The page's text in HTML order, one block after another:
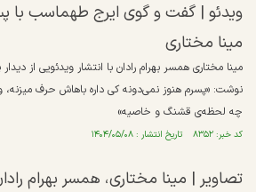
ویدئو | گفت و گوی ایرج طهماسب با
مینا مختاری
مینا مختاری همسر بهرام رادان با انتشار ویدئویی از
نوشت: «پسرم هنوز نمی‌دونه کی داره باهاش حرف
چه لحظه‌ی قشنگ و خاصیه»
کد خبر: ۸۳۵۲ تاریخ انتشار : ۱۴۰۴/۰۵/۰۸
تصاویر | مینا مختاری، همسر بهرام